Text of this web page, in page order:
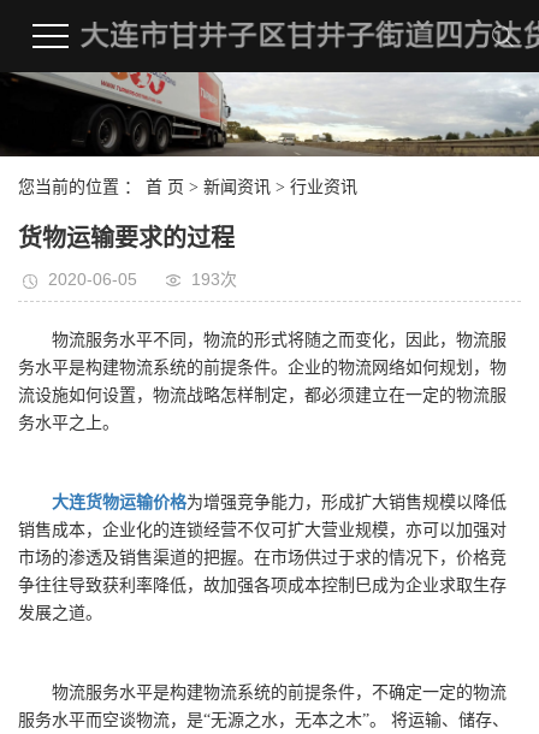
您当前的位置 ： 首 页 > 新闻资讯 > 行业资讯
货物运输要求的过程
2020-06-05 193次
物流服务水平不同，物流的形式将随之而变化，因此，物流服
务水平是构建物流系统的前提条件。企业的物流网络如何规划，物
流设施如何设置，物流战略怎样制定，都必须建立在一定的物流服
务水平之上。
大连货物运输价格为增强竞争能力，形成扩大销售规模以降低
销售成本，企业化的连锁经营不仅可扩大营业规模，亦可以加强对
市场的渗透及销售渠道的把握。在市场供过于求的情况下，价格竞
争往往导致获利率降低，故加强各项成本控制巳成为企业求取生存
发展之道。
物流服务水平是构建物流系统的前提条件，不确定一定的物流
服务水平而空谈物流，是“无源之水，无本之木”。 将运输、储存、